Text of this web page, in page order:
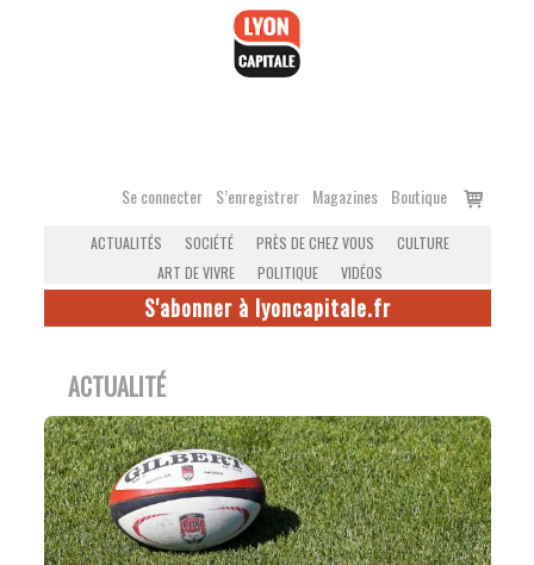
Se connecter S’enregistrer Magazines Boutique
Voir
ACTUALITÉS SOCIÉTÉ PRÈS DE CHEZ VOUS
CULTURE
ART DE VIVRE
POLITIQUE VIDÉOS
S'abonner à lyoncapitale.fr
ACTUALITÉ